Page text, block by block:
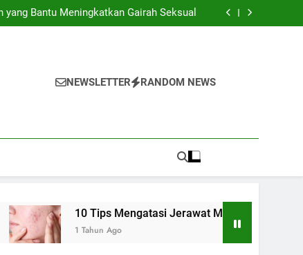
Alami yang Ampuh Melembapkan Bibir
Jerawat Meradang Tanpa Bikin Iritasi
Jerawat Meradang Tanpa Bikin Iritasi
Bisa Memperburuk Gangguan Kecemasan
NEWSLETTER RANDOM NEWS
10 Tips Mengatasi Jerawat Meradang Tanpa Bikin Iritasi
1 Tahun Ago